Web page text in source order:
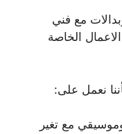
مع فني
الخاصة
نعمل على:
مع تغير